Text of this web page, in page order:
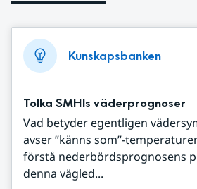
Kunskapsbanken
Tolka SMHIs väderprognoser
Vad betyder egentligen
avser ”känns som”-
förstå nederbördsprognosens
denna vägled...